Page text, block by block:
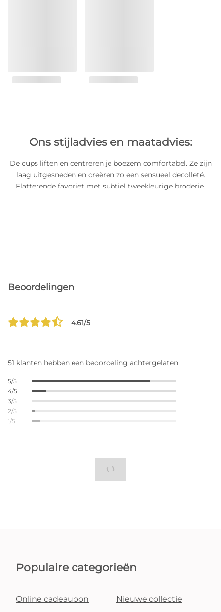
Ons stijladvies en maatadvies:
De cups liften en centreren je boezem comfortabel. Ze zijn
laag uitgesneden en creëren zo een sensueel decolleté.
Flatterende favoriet met subtiel tweekleurige broderie.
Beoordelingen
4.61/5
51 klanten hebben een beoordeling achtergelaten
5/5
4/5
3/5
2/5
1/5
Populaire categorieën
Online cadeaubon Nieuwe collectie